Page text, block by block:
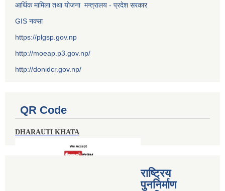
आर्थिक मामिला तथा योजना मन्त्रालय - प्रदेश सरकार
GIS नक्सा
https://plgsp.gov.np
http://moeap.p3.gov.np/
http://donidcr.gov.np/
QR Code
DHARAUTI KHATA
राष्ट्रिय
पुननिर्माण